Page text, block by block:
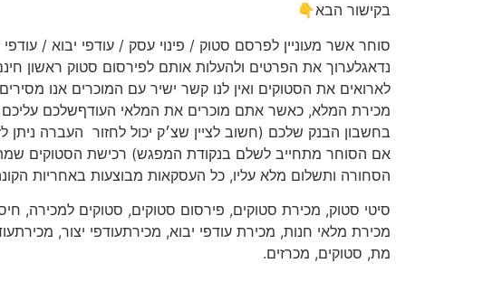
בקישור הבא👇
סוחר אשר מעוניין לפרסם סטוק / פינוי עסק / עודפי יבוא /
נדאגלערוך את הפרטים ולהעלות אותם לפירסום סטוק ראשון
לארואים את הסטוקים ואין לנו קשר ישיר עם המוכרים אנו
מכירת המלא, כאשר אתם מוכרים את המלאי העודףשלכם
בחשבון הבנק שלכם (חשוב לציין שצ׳ק יכול לחזור העברה ניתן
אם הסוחר מתחייב לשלם בנקודת המפגש) רכישת הסטוקים
הסחורה ותשלום מלא עליו, כל העסקאות מבוצעות באחריות
סיטי סטוק, מכירת סטוקים, פירסום סטוקים, סטוקים למכירה,
מכירת מלאי חנות, מכירת עודפי יבוא, מכירתעודפי יצור,
מת, סטוקים, מכרזים.